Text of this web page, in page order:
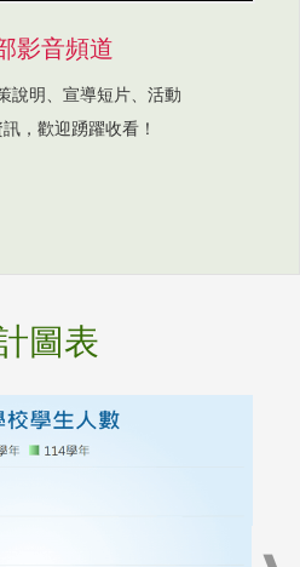
影音頻道
說明、宣導短片、活動
，歡迎踴躍收看！
圖表